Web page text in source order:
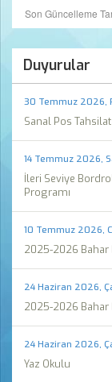
Son Güncelleme
Duyurular
30 Temmuz 2026,
Sanal Pos
14 Temmuz 2026,
İleri Seviye
Programı
10 Temmuz 2026,
2025-2026 Bahar
24 Haziran 2026,
2025-2026 Bahar
24 Haziran 2026,
Yaz Okulu